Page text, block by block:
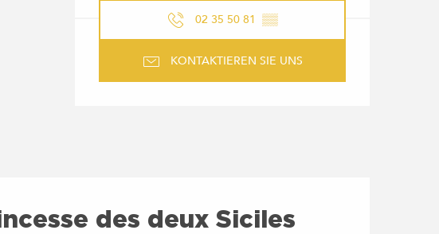
02 35 50 81 ▒▒
KONTAKTIEREN SIE UNS
des deux Siciles